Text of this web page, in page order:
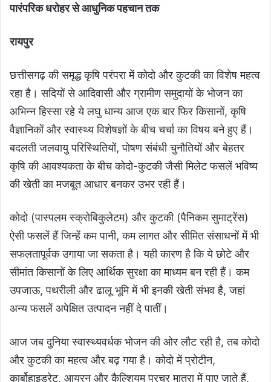
पारंपरिक धरोहर से आधुनिक पहचान तक
रायपुर
छत्तीसगढ़ की समृद्ध कृषि परंपरा में कोदो और कुटकी का विशेष महत्व
रहा है। सदियों से आदिवासी और ग्रामीण समुदायों के भोजन का
अभिन्न हिस्सा रहे ये लघु धान्य आज एक बार फिर किसानों, कृषि
वैज्ञानिकों और स्वास्थ्य विशेषज्ञों के बीच चर्चा का विषय बने हुए हैं।
बदलती जलवायु परिस्थितियों, पोषण संबंधी चुनौतियों और बेहतर
कृषि की आवश्यकता के बीच कोदो-कुटकी जैसी मिलेट फसलें भविष्य
की खेती का मजबूत आधार बनकर उभर रही हैं।
कोदो (पास्पलम स्क्रोबिकुलेटम) और कुटकी (पैनिकम सुमाट्रेंस)
ऐसी फसलें हैं जिन्हें कम पानी, कम लागत और सीमित संसाधनों में भी
सफलतापूर्वक उगाया जा सकता है। यही कारण है कि ये छोटे और
सीमांत किसानों के लिए आर्थिक सुरक्षा का माध्यम बन रही हैं। कम
उपजाऊ, पथरीली और ढालू भूमि में भी इनकी खेती संभव है, जहां
अन्य फसलें अपेक्षित उत्पादन नहीं दे पातीं।
आज जब दुनिया स्वास्थ्यवर्धक भोजन की ओर लौट रही है, तब कोदो
और कुटकी का महत्व और बढ़ गया है। कोदो में प्रोटीन,
कार्बोहाइड्रेट, आयरन और कैल्शियम प्रचुर मात्रा में पाए जाते हैं,